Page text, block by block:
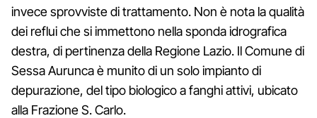
invece sprovviste di trattamento. Non è nota la qualità
dei reflui che si immettono nella sponda idrografica
destra, di pertinenza della Regione Lazio. Il Comune di
Sessa Aurunca è munito di un solo impianto di
depurazione, del tipo biologico a fanghi attivi, ubicato
alla Frazione S. Carlo.